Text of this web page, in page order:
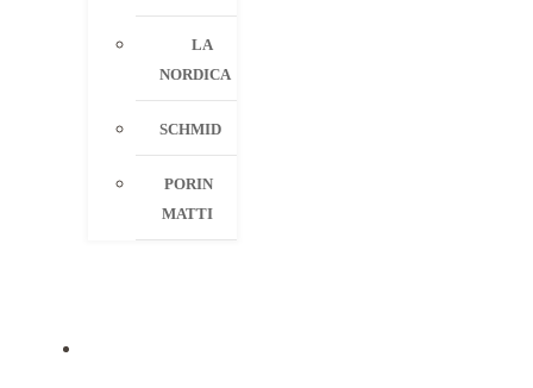
LA
NORDICA
SCHMID
PORIN
MATTI